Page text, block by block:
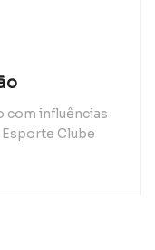
com influências
Clube